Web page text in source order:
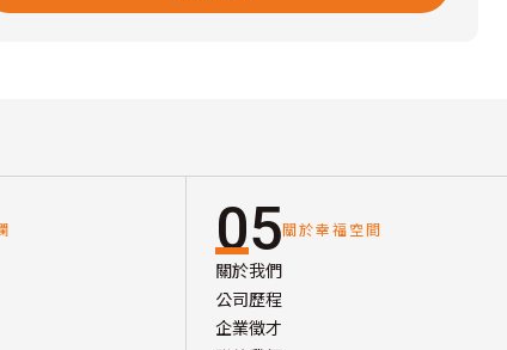
05關於幸福空間
關於我們
公司歷程
企業徵才